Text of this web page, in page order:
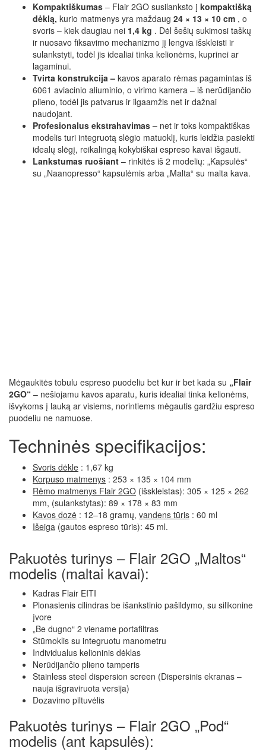
Kompaktiškumas – Flair 2GO susilanksto į kompaktišką
dėklą, kurio matmenys yra maždaug 24 × 13 × 10 cm , o
svoris – kiek daugiau nei 1,4 kg . Dėl šešių sukimosi taškų
ir nuosavo fiksavimo mechanizmo jį lengva išskleisti ir
sulankstyti, todėl jis idealiai tinka kelionėms, kuprinei ar
lagaminui.
Tvirta konstrukcija – kavos aparato rėmas pagamintas iš
6061 aviacinio aliuminio, o virimo kamera – iš nerūdijančio
plieno, todėl jis patvarus ir ilgaamžis net ir dažnai
naudojant.
Profesionalus ekstrahavimas – net ir toks kompaktiškas
modelis turi integruotą slėgio matuoklį, kuris leidžia pasiekti
idealų slėgį, reikalingą kokybiškai espreso kavai išgauti.
Lankstumas ruošiant – rinkitės iš 2 modelių: „Kapsulės“
su „Naanopresso“ kapsulėmis arba „Malta“ su malta kava.
Mėgaukitės tobulu espreso puodeliu bet kur ir bet kada su „Flair
2GO“ – nešiojamu kavos aparatu, kuris idealiai tinka kelionėms,
išvykoms į lauką ar visiems, norintiems mėgautis gardžiu espreso
puodeliu ne namuose.
Techninės specifikacijos:
Svoris dėkle : 1,67 kg
Korpuso matmenys : 253 × 135 × 104 mm
Rėmo matmenys Flair 2GO (išskleistas): 305 × 125 × 262
mm, (sulankstytas): 89 × 178 × 83 mm
Kavos dozė : 12–18 gramų, vandens tūris : 60 ml
Išeiga (gautos espreso tūris): 45 ml.
Pakuotės turinys – Flair 2GO „Maltos“
modelis (maltai kavai):
Kadras Flair EITI
Plonasienis cilindras be išankstinio pašildymo, su silikonine
įvore
„Be dugno“ 2 viename portafiltras
Stūmoklis su integruotu manometru
Individualus kelioninis dėklas
Nerūdijančio plieno tamperis
Stainless steel dispersion screen (Dispersinis ekranas –
nauja išgraviruota versija)
Dozavimo piltuvėlis
Pakuotės turinys – Flair 2GO „Pod“
modelis (ant kapsulės):